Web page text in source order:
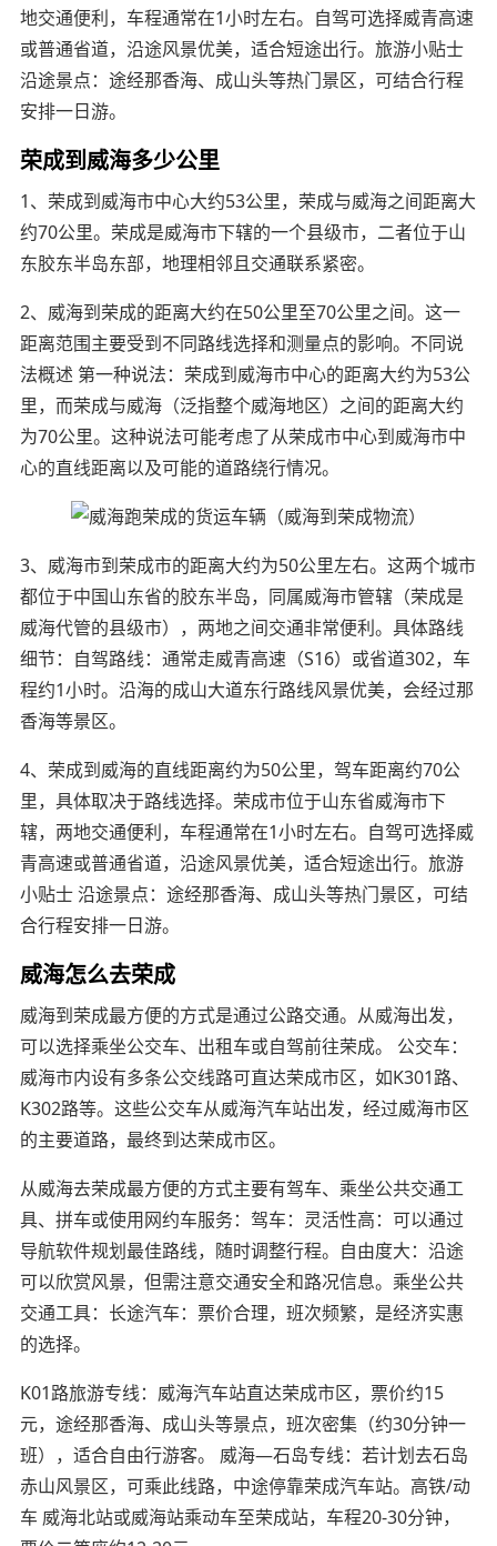
地交通便利，车程通常在1小时左右。自驾可选择威青高速
或普通省道，沿途风景优美，适合短途出行。旅游小贴士
沿途景点：途经那香海、成山头等热门景区，可结合行程
安排一日游。
荣成到威海多少公里
1、荣成到威海市中心大约53公里，荣成与威海之间距离大
约70公里。荣成是威海市下辖的一个县级市，二者位于山
东胶东半岛东部，地理相邻且交通联系紧密。
2、威海到荣成的距离大约在50公里至70公里之间。这一
距离范围主要受到不同路线选择和测量点的影响。不同说
法概述 第一种说法：荣成到威海市中心的距离大约为53公
里，而荣成与威海（泛指整个威海地区）之间的距离大约
为70公里。这种说法可能考虑了从荣成市中心到威海市中
心的直线距离以及可能的道路绕行情况。
3、威海市到荣成市的距离大约为50公里左右。这两个城市
都位于中国山东省的胶东半岛，同属威海市管辖（荣成是
威海代管的县级市），两地之间交通非常便利。具体路线
细节：自驾路线：通常走威青高速（S16）或省道302，车
程约1小时。沿海的成山大道东行路线风景优美，会经过那
香海等景区。
4、荣成到威海的直线距离约为50公里，驾车距离约70公
里，具体取决于路线选择。荣成市位于山东省威海市下
辖，两地交通便利，车程通常在1小时左右。自驾可选择威
青高速或普通省道，沿途风景优美，适合短途出行。旅游
小贴士 沿途景点：途经那香海、成山头等热门景区，可结
合行程安排一日游。
威海怎么去荣成
威海到荣成最方便的方式是通过公路交通。从威海出发，
可以选择乘坐公交车、出租车或自驾前往荣成。 公交车：
威海市内设有多条公交线路可直达荣成市区，如K301路、
K302路等。这些公交车从威海汽车站出发，经过威海市区
的主要道路，最终到达荣成市区。
从威海去荣成最方便的方式主要有驾车、乘坐公共交通工
具、拼车或使用网约车服务：驾车：灵活性高：可以通过
导航软件规划最佳路线，随时调整行程。自由度大：沿途
可以欣赏风景，但需注意交通安全和路况信息。乘坐公共
交通工具：长途汽车：票价合理，班次频繁，是经济实惠
的选择。
K01路旅游专线：威海汽车站直达荣成市区，票价约15
元，途经那香海、成山头等景点，班次密集（约30分钟一
班），适合自由行游客。 威海—石岛专线：若计划去石岛
赤山风景区，可乘此线路，中途停靠荣成汽车站。高铁/动
车 威海北站或威海站乘动车至荣成站，车程20-30分钟，